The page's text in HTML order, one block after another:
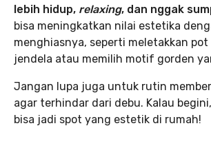
lebih hidup, relaxing, dan nggak
bisa meningkatkan nilai estetika
menghiasnya, seperti meletakkan
jendela atau memilih motif gorden
Jangan lupa juga untuk rutin
agar terhindar dari debu. Kalau
bisa jadi spot yang estetik di rumah!